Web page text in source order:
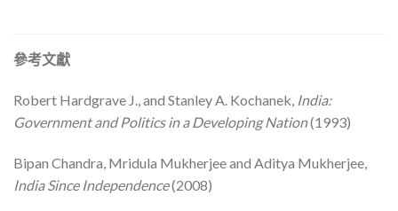
參考文獻
Robert Hardgrave J., and Stanley A. Kochanek, India:
Government and Politics in a Developing Nation(1993)
Bipan Chandra, Mridula Mukherjee and Aditya Mukherjee,
India Since Independence(2008)